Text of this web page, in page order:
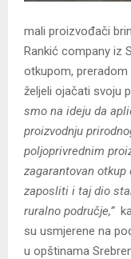
mali proizvođači
Rankić company iz
otkupom,
željeli ojačati svoju
smo na ideju da
proizvodnju
poljoprivrednim
zagarantovan
zaposliti i taj dio
ruralno područje,”
su usmjerene na
u opštinama